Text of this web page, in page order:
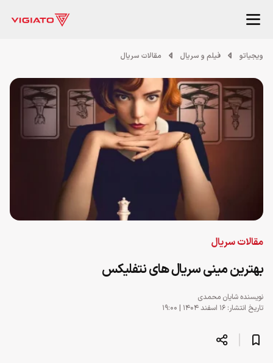
ویجیاتو فیلم و سریال مقالات سریال
مقالات سریال
بهترین مینی سریال های نتفلیکس
نویسندهشایان محمدی
تاریخ انتشار: ۱۶ اسفند ۱۴۰۴ | ۱۹:۰۰